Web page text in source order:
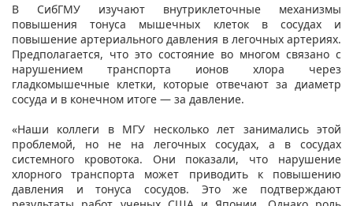
В СибГМУ изучают внутриклеточные механизмы
повышения тонуса мышечных клеток в сосудах и
повышение артериального давления в легочных артериях.
Предполагается, что это состояние во многом связано с
нарушением транспорта ионов хлора через
гладкомышечные клетки, которые отвечают за диаметр
сосуда и в конечном итоге — за давление.
«Наши коллеги в МГУ несколько лет занимались этой
проблемой, но не на легочных сосудах, а в сосудах
системного кровотока. Они показали, что нарушение
хлорного транспорта может приводить к повышению
давления и тонуса сосудов. Это же подтверждают